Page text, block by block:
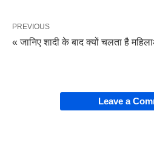
PREVIOUS
« जानिए शादी के बाद क्यों चलता है
Leave a